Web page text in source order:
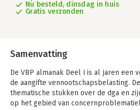
Nu besteld, dinsdag in huis
Gratis verzonden
Samenvatting
De VBP almanak Deel I is al jaren een
de aangifte vennootschapsbelasting.
thematische stukken over de dga en
op het gebied van